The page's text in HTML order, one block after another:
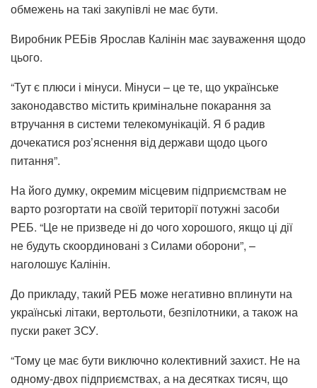
обмежень на такі закупівлі не має бути.
Виробник РЕБів Ярослав Калінін має зауваження щодо
цього.
“Тут є плюси і мінуси. Мінуси – це те, що українське
законодавство містить кримінальне покарання за
втручання в системи телекомунікацій. Я б радив
дочекатися роз’яснення від держави щодо цього
питання”.
На його думку, окремим місцевим підприємствам не
варто розгортати на своїй території потужні засоби
РЕБ. “Це не призведе ні до чого хорошого, якщо ці дії
не будуть скоординовані з Силами оборони”, –
наголошує Калінін.
До прикладу, такий РЕБ може негативно вплинути на
українські літаки, вертольоти, безпілотники, а також на
пуски ракет ЗСУ.
“Тому це має бути виключно колективний захист. Не на
одному-двох підприємствах, а на десятках тисяч, що